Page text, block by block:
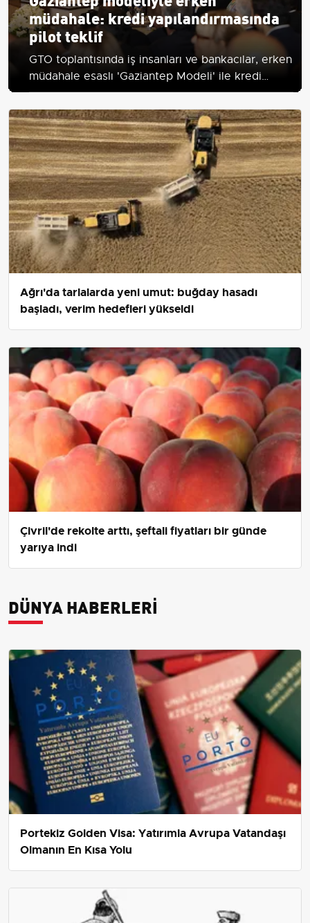
müdahale: kredi yapılandırmasında
pilot teklif
GTO toplantısında iş insanları ve bankacılar, erken
müdahale esaslı 'Gaziantep Modeli' ile kredi
yapılandırması ve uygun finansman taleplerini
paylaştı.
Ağrı'da tarlalarda yeni umut: buğday hasadı
başladı, verim hedefleri yükseldi
Çivril'de rekolte arttı, şeftali fiyatları bir günde
yarıya indi
DÜNYA HABERLERI
Portekiz Golden Visa: Yatırımla Avrupa Vatandaşı
Olmanın En Kısa Yolu